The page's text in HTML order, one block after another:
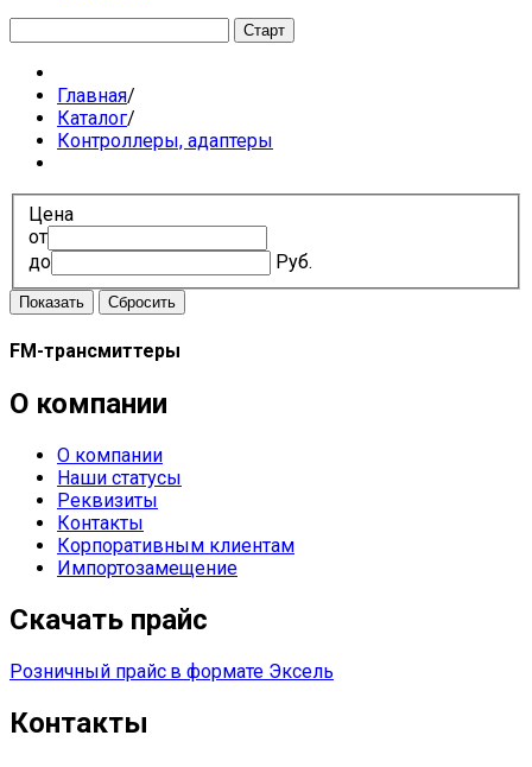
Главная/
Каталог/
Контроллеры, адаптеры
Цена
от
до
Руб.
FM-трансмиттеры
О компании
О компании
Наши статусы
Реквизиты
Контакты
Корпоративным клиентам
Импортозамещение
Скачать прайс
Розничный прайс в формате Эксель
Контакты